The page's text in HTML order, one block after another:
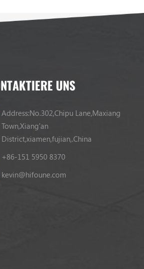
UNS
Address:No.302,Chipu Lane,Maxiang
Town,Xiang'an
District,xiamen,fujian,.China
+86-151 5950 8370
kevin@hifoune.com